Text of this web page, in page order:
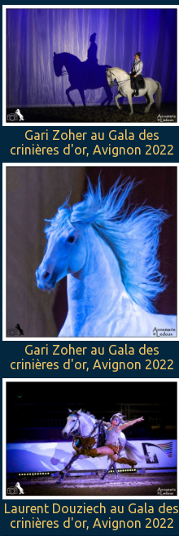
Gari Zoher au Gala des
crinières d'or, Avignon 2022
Gari Zoher au Gala des
crinières d'or, Avignon 2022
Laurent Douziech au Gala des
crinières d'or, Avignon 2022